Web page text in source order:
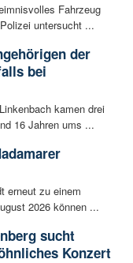
Fahrzeug
untersucht ...
der
bei
kamen drei
16 Jahren ums ...
erneut zu einem
2026 können ...
sucht
Konzert